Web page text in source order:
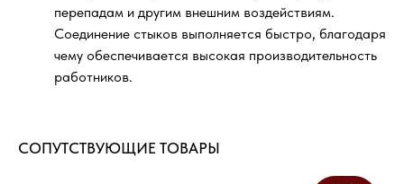
перепадам и другим внешним воздействиям.
Соединение стыков выполняется быстро, благодаря
чему обеспечивается высокая производительность
работников.
СОПУТСТВУЮЩИЕ ТОВАРЫ